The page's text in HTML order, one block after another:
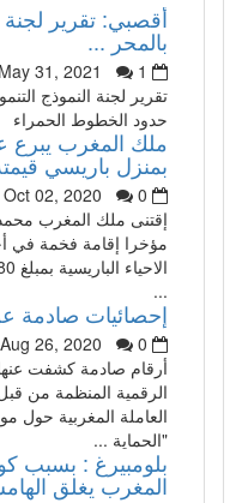
أقصبي: تقرير لجنة
بالمحر ...
May 31, 2021
1
تقرير لجنة النموذج
حدود الخطوط الحمراء
ملك المغرب يبرع
بمنزل باريسي قيمته 80
Oct 02, 2020
0
إقتنى ملك المغرب
مؤخرا إقامة فخمة في
...
إحصائيات صادمة
Aug 26, 2020
0
أرقام صادمة كشفت عنها
الرقمية المنظمة من
العاملة المغربية حول
"الحماية ...
المغرب يغلق